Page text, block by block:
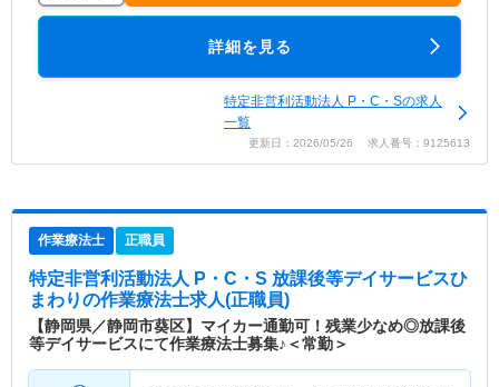
詳細を見る
特定非営利活動法人 P・C・Sの求人
一覧
更新日：2026/05/26 求人番号：9125613
作業療法士 正職員
特定非営利活動法人 P・C・S 放課後等デイサービスひ
まわりの作業療法士求人(正職員)
【静岡県／静岡市葵区】マイカー通勤可！残業少なめ◎放課後
等デイサービスにて作業療法士募集♪＜常勤＞